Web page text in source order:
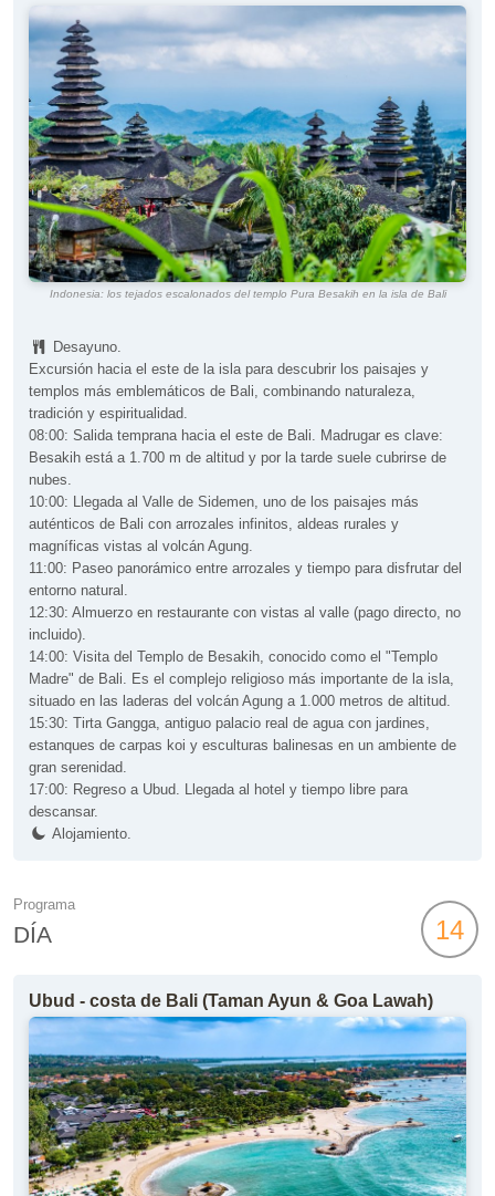
Indonesia: los tejados escalonados del templo Pura Besakih en la isla de Bali
Desayuno.
Excursión hacia el este de la isla para descubrir los paisajes y
templos más emblemáticos de Bali, combinando naturaleza,
tradición y espiritualidad.
08:00: Salida temprana hacia el este de Bali. Madrugar es clave:
Besakih está a 1.700 m de altitud y por la tarde suele cubrirse de
nubes.
10:00: Llegada al Valle de Sidemen, uno de los paisajes más
auténticos de Bali con arrozales infinitos, aldeas rurales y
magníficas vistas al volcán Agung.
11:00: Paseo panorámico entre arrozales y tiempo para disfrutar del
entorno natural.
12:30: Almuerzo en restaurante con vistas al valle (pago directo, no
incluido).
14:00: Visita del Templo de Besakih, conocido como el "Templo
Madre" de Bali. Es el complejo religioso más importante de la isla,
situado en las laderas del volcán Agung a 1.000 metros de altitud.
15:30: Tirta Gangga, antiguo palacio real de agua con jardines,
estanques de carpas koi y esculturas balinesas en un ambiente de
gran serenidad.
17:00: Regreso a Ubud. Llegada al hotel y tiempo libre para
descansar.
Alojamiento.
Programa
DÍA 14
Ubud - costa de Bali (Taman Ayun & Goa Lawah)